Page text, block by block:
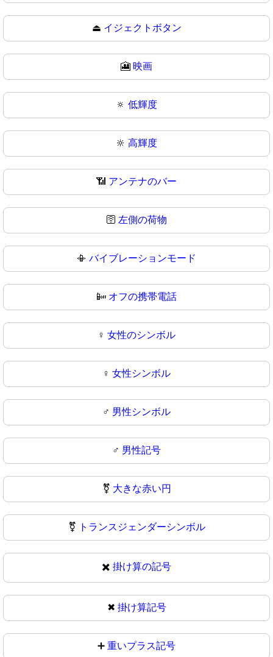
⏏ イジェクトボタン
🎦 映画
🔅 低輝度
🔆 高輝度
📶 アンテナのバー
🛜 左側の荷物
📳 バイブレーションモード
📴 オフの携帯電話
♀️ 女性のシンボル
♀ 女性シンボル
♂️ 男性シンボル
♂ 男性記号
⚧️ 大きな赤い円
⚧ トランスジェンダーシンボル
✖️ 掛け算の記号
✖ 掛け算記号
➕ 重いプラス記号